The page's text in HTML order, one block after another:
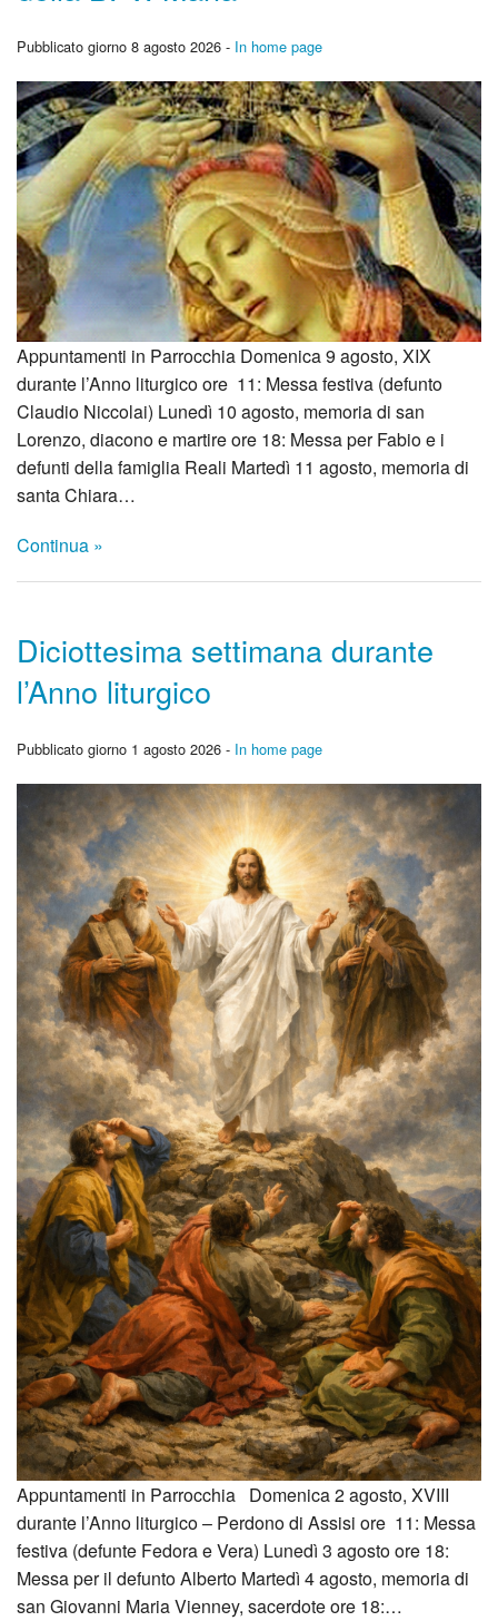
Foto
La nostra storia
Pubblicato giorno 8 agosto 2026 - In home page
Appuntamenti in Parrocchia Domenica 9 agosto, XIX
durante l’Anno liturgico ore 11: Messa festiva (defunto
Claudio Niccolai) Lunedì 10 agosto, memoria di san
Lorenzo, diacono e martire ore 18: Messa per Fabio e i
defunti della famiglia Reali Martedì 11 agosto, memoria di
santa Chiara…
Continua »
Diciottesima settimana durante
l’Anno liturgico
Pubblicato giorno 1 agosto 2026 - In home page
Appuntamenti in Parrocchia Domenica 2 agosto, XVIII
durante l’Anno liturgico – Perdono di Assisi ore 11: Messa
festiva (defunte Fedora e Vera) Lunedì 3 agosto ore 18:
Messa per il defunto Alberto Martedì 4 agosto, memoria di
san Giovanni Maria Vienney, sacerdote ore 18:…